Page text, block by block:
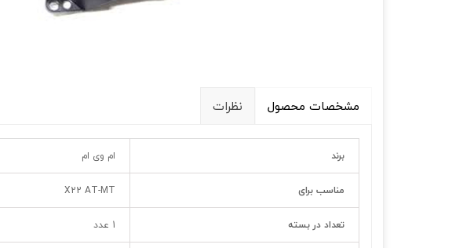
مشخصات محصول نظرات
برند ام وی ام
مناسب برای X22 AT-MT
تعداد در بسته 1 عدد